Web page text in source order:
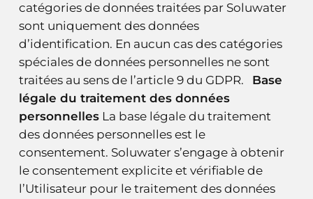
catégories de données traitées par Soluwater
sont uniquement des données
d’identification. En aucun cas des catégories
spéciales de données personnelles ne sont
traitées au sens de l’article 9 du GDPR. Base
légale du traitement des données
personnellesLa base légale du traitement
des données personnelles est le
consentement. Soluwater s’engage à obtenir
le consentement explicite et vérifiable de
l’Utilisateur pour le traitement des données